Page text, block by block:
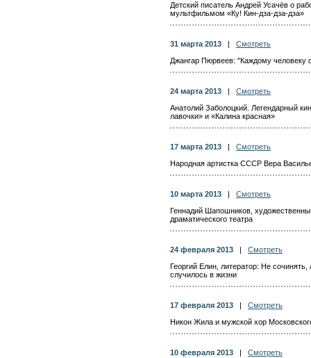
Детский писатель Андрей Усачёв о
мультфильмом «Ку! Кин-дза-дза-дза»
31 марта 2013
Смотреть
Джангар Пюрвеев: "Каждому человеку
24 марта 2013
Смотреть
Анатолий Заболоцкий. Легендарный
лавочки» и «Калина красная»
17 марта 2013
Смотреть
Народная артистка СССР Вера
10 марта 2013
Смотреть
Геннадий Шапошников,
драматического театра
24 февраля 2013
Смотреть
Георгий Елин, литератор: Не
случилось в жизни
17 февраля 2013
Смотреть
Никон Жила и мужской хор
10 февраля 2013
Смотреть